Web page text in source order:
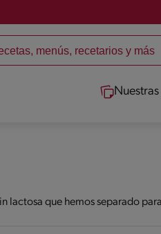
lactosa que hemos separado